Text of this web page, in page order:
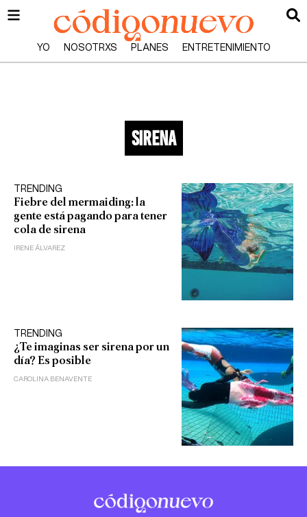
YO NOSOTRXS PLANES ENTRETENIMIENTO
sirena
TRENDING
Fiebre del mermaiding: la
gente está pagando para tener
cola de sirena
IRENE ÁLVAREZ
TRENDING
¿Te imaginas ser sirena por un
día? Es posible
CAROLINA BENAVENTE